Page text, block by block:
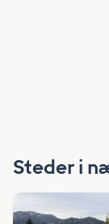
Steder i